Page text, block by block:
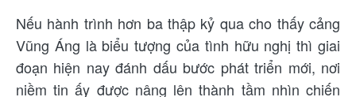
Nếu hành trình hơn ba thập kỷ qua cho thấy cảng
Vũng Áng là biểu tượng của tình hữu nghị thì giai
đoạn hiện nay đánh dấu bước phát triển mới, nơi
niềm tin ấy được nâng lên thành tầm nhìn chiến